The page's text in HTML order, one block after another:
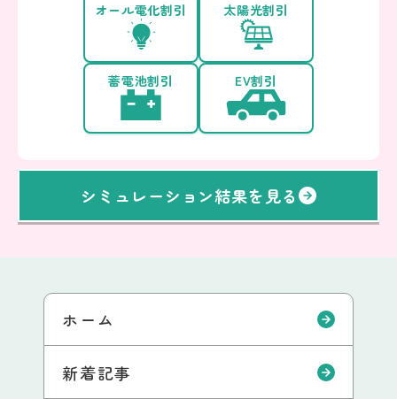
オール電化割引 太陽光割引
蓄電池割引 EV割引
シミュレーション結果を見る
ホーム
新着記事